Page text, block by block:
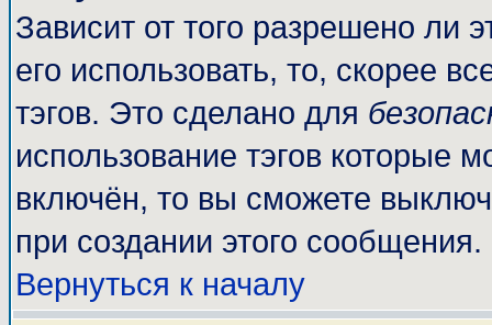
Зависит от того разрешено ли
его использовать, то, скорее
тэгов. Это сделано для
использование тэгов которые
включён, то вы сможете
при создании этого сообщения.
Вернуться к началу